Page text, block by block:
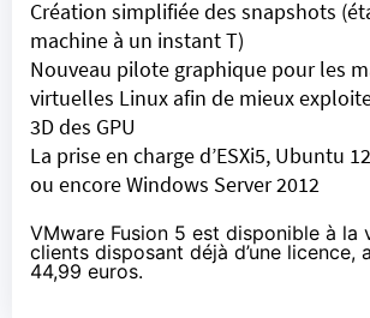
Création simplifiée des snapshots
machine à un instant T)
Nouveau pilote graphique pour les
virtuelles Linux afin de mieux
3D des GPU
La prise en charge d’ESXi5, Ubuntu
ou encore Windows Server 2012
VMware Fusion 5 est disponible à la
clients disposant déjà d’une licence,
44,99 euros.